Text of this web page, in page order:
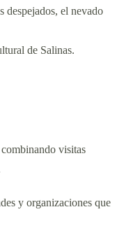
despejados, el nevado
de Salinas.
visitas
y organizaciones que